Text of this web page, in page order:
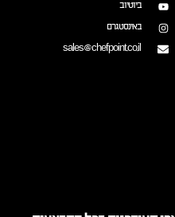
ביוטיוב
באינסטגרם
sales@chefpoint.co.il